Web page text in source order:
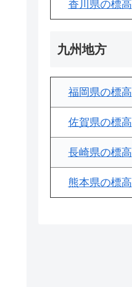
香川県の標高
九州地方
福岡県の標高
佐賀県の標高
長崎県の標高
熊本県の標高